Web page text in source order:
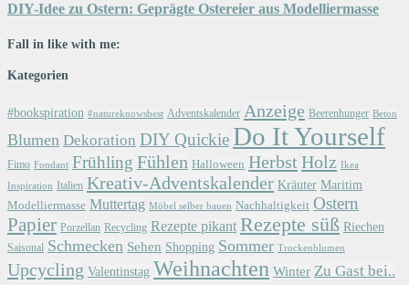
DIY-Idee zu Ostern: Geprägte Ostereier aus Modelliermasse
Fall in like with me:
Kategorien
#bookspiration #natureknowsbest Adventskalender Anzeige Beerenhunger Beton
Blumen Dekoration DIY Quickie Do It Yourself
Fimo Fondant Frühling Fühlen Halloween Herbst Holz Ikea
Inspiration Italien Kreativ-Adventskalender Kräuter Maritim
Modelliermasse Muttertag Möbel selber bauen Nachhaltigkeit Ostern
Papier Porzellan Recycling Rezepte pikant Rezepte süß Riechen
Saisonal Schmecken Sehen Shopping Sommer Trockenblumen
Upcycling Valentinstag Weihnachten Winter Zu Gast bei..